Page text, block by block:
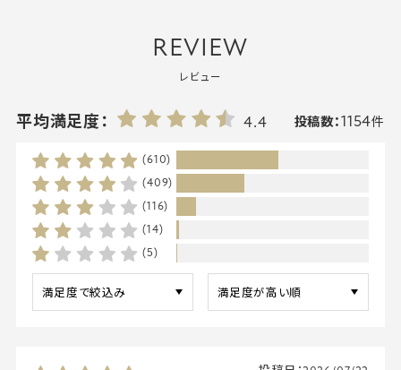
REVIEW
レビュー
平均満足度： 4.4 投稿数：1154件
(610)
(409)
(116)
(14)
(5)